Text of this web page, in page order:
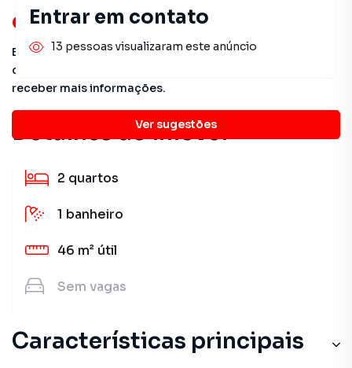
oportunidades!
Este imóvel não está mais disponível, mas você pode
conferir outros em nosso site ou deixar seu contato para
receber mais informações.
Ver sugestões
Detalhes do imóvel
2 quartos
1 banheiro
46 m² útil
Sem vagas
Características principais
Entrar em contato
13 pessoas visualizaram este anúncio